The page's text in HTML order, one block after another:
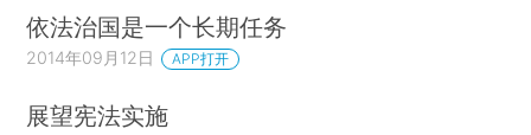
依法治国是一个长期任务
2014年09月12日 APP打开
展望宪法实施